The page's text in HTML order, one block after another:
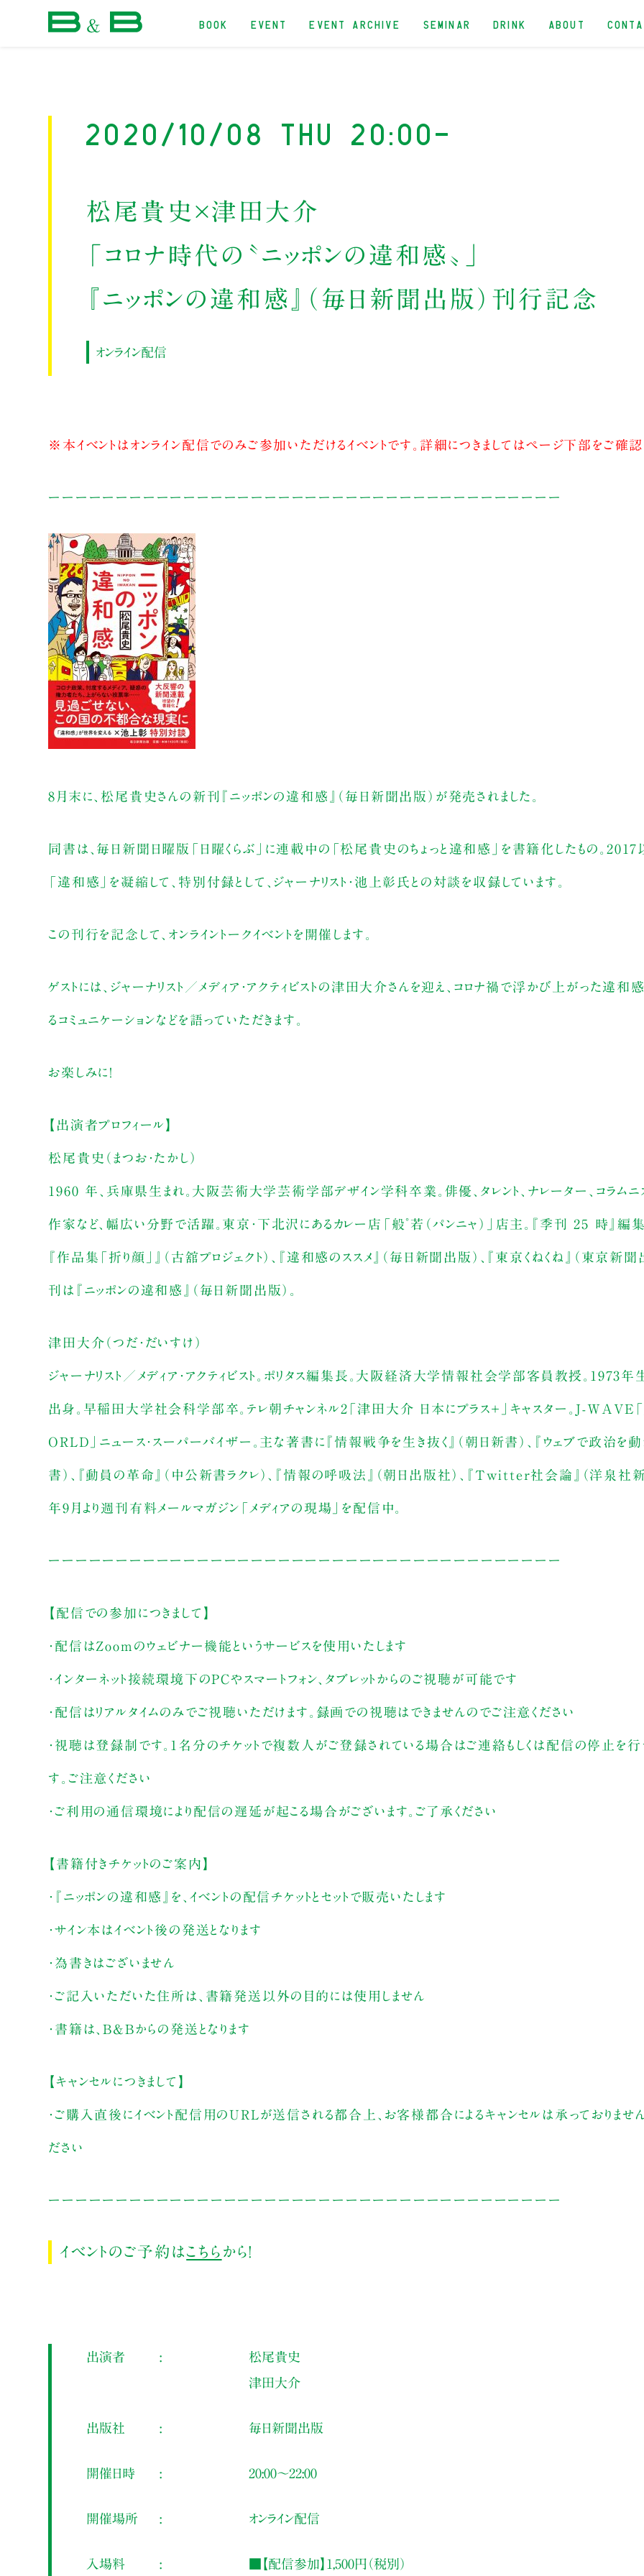
BOOK EVENT EVENT ARCHIVE SEMINAR DRINK ABOUT
2020/10/08 Thu 20:00-
松尾貴史×津田大介
「コロナ時代の〝ニッポンの違和感〟」
『ニッポンの違和感』（毎日新聞出版）刊行記念
オンライン配信
※本イベントはオンライン配信でのみご参加いただけるイベントです。詳細につきましてはページ下部をご確認く
ーーーーーーーーーーーーーーーーーーーーーーーーーーーーーーーーーーーーーー
8月末に、松尾貴史さんの新刊『ニッポンの違和感』（毎日新聞出版）が発売されました。
同書は、毎日新聞日曜版「日曜くらぶ」に連載中の「松尾貴史のちょっと違和感」を書籍化したもの。
「違和感」を凝縮して、特別付録として、ジャーナリスト・池上彰氏との対談を収録しています。
この刊行を記念して、オンライントークイベントを開催します。
ゲストには、ジャーナリスト／メディア・アクティビストの津田大介さんを迎え、コロナ禍で浮かび上がった違和
るコミュニケーションなどを語っていただきます。
お楽しみに！
【出演者プロフィール】
松尾貴史（まつお・たかし）
1960 年、兵庫県生まれ。大阪芸術大学芸術学部デザイン学科卒業。俳優、タレント、ナレーター、コラムニス
作家など、幅広い分野で活躍。東京・下北沢にあるカレー店「般゜若（パンニャ）」店主。『季刊 25 時』編集
『作品集「折り顔」』（古舘プロジェクト）、『違和感のススメ』（毎日新聞出版）、『東京くねくね』（東京新
刊は『ニッポンの違和感』（毎日新聞出版）。
津田大介（つだ・だいすけ）
ジャーナリスト／メディア・アクティビスト。ポリタス編集長。大阪経済大学情報社会学部客員教授。1973年
出身。早稲田大学社会科学部卒。テレ朝チャンネル2「津田大介 日本にプラス＋」キャスター。J-
ORLD」ニュース・スーパーバイザー。主な著書に『情報戦争を生き抜く』（朝日新書）、『ウェブで政治を動
書）、『動員の革命』（中公新書ラクレ）、『情報の呼吸法』（朝日出版社）、『Twitter社会論』（洋泉社
年9月より週刊有料メールマガジン「メディアの現場」を配信中。
ーーーーーーーーーーーーーーーーーーーーーーーーーーーーーーーーーーーーーー
【配信での参加につきまして】
・配信はZoomのウェビナー機能というサービスを使用いたします
・インターネット接続環境下のPCやスマートフォン、タブレットからのご視聴が可能です
・配信はリアルタイムのみでご視聴いただけます。録画での視聴はできませんのでご注意ください
・視聴は登録制です。1名分のチケットで複数人がご登録されている場合はご連絡もしくは配信の停止を行
す。ご注意ください
・ご利用の通信環境により配信の遅延が起こる場合がございます。ご了承ください
【書籍付きチケットのご案内】
・『ニッポンの違和感』を、イベントの配信チケットとセットで販売いたします
・サイン本はイベント後の発送となります
・為書きはございません
・ご記入いただいた住所は、書籍発送以外の目的には使用しません
・書籍は、B&Bからの発送となります
【キャンセルにつきまして】
・ご購入直後にイベント配信用のURLが送信される都合上、お客様都合によるキャンセルは承っておりませ
ださい
ーーーーーーーーーーーーーーーーーーーーーーーーーーーーーーーーーーーーーー
イベントのご予約はこちら から！
出演者
松尾貴史
津田大介
出版社 毎日新聞出版
開催日時 20:00～22:00
開催場所 オンライン配信
入場料 ■【配信参加】1,500円（税別）